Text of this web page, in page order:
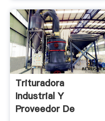
Trituradora
Industrial Y
Proveedor De